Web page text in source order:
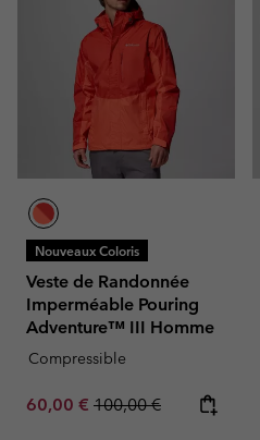
Nouveaux Coloris
Veste de Randonnée
Imperméable Pouring
Adventure™ III Homme
Compressible
Sale price:
60,00 € Regular price:
100,00 €